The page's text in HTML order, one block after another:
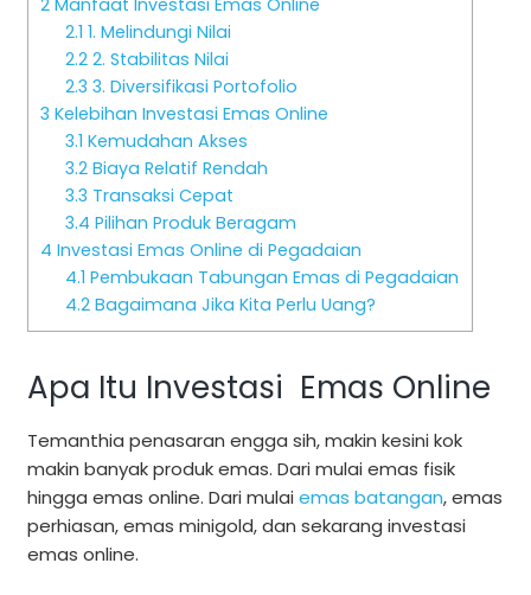
2Manfaat Investasi Emas Online
2.1 1. Melindungi Nilai
2.22. Stabilitas Nilai
2.3 3. Diversifikasi Portofolio
3 Kelebihan Investasi Emas Online
3.1 Kemudahan Akses
3.2Biaya Relatif Rendah
3.3 Transaksi Cepat
3.4 Pilihan Produk Beragam
4 Investasi Emas Online di Pegadaian
4.1 Pembukaan Tabungan Emas di Pegadaian
4.2Bagaimana Jika Kita Perlu Uang?
Apa Itu Investasi Emas Online
Temanthia penasaran engga sih, makin kesini kok
makin banyak produk emas. Dari mulai emas fisik
hingga emas online. Dari mulai emas batangan, emas
perhiasan, emas minigold, dan sekarang investasi
emas online.